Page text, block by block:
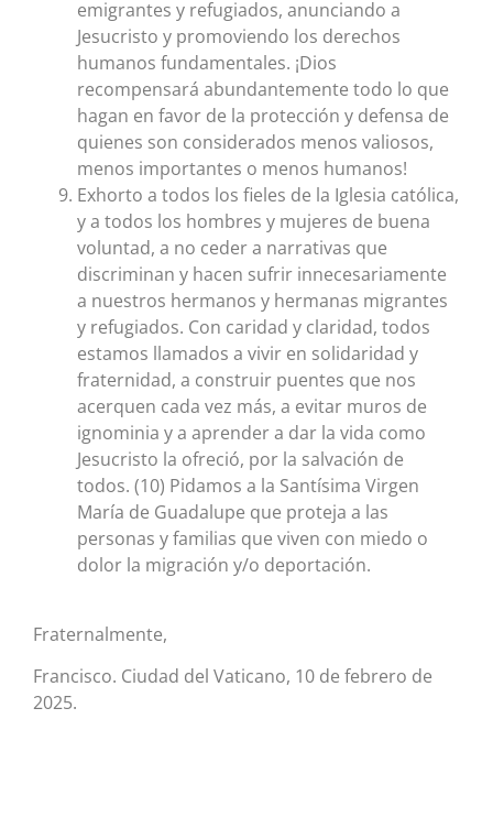
emigrantes y refugiados, anunciando a
Jesucristo y promoviendo los derechos
humanos fundamentales. ¡Dios
recompensará abundantemente todo lo que
hagan en favor de la protección y defensa de
quienes son considerados menos valiosos,
menos importantes o menos humanos!
Exhorto a todos los fieles de la Iglesia católica,
y a todos los hombres y mujeres de buena
voluntad, a no ceder a narrativas que
discriminan y hacen sufrir innecesariamente
a nuestros hermanos y hermanas migrantes
y refugiados. Con caridad y claridad, todos
estamos llamados a vivir en solidaridad y
fraternidad, a construir puentes que nos
acerquen cada vez más, a evitar muros de
ignominia y a aprender a dar la vida como
Jesucristo la ofreció, por la salvación de
todos. (10) Pidamos a la Santísima Virgen
María de Guadalupe que proteja a las
personas y familias que viven con miedo o
dolor la migración y/o deportación.
Fraternalmente,
Francisco. Ciudad del Vaticano, 10 de febrero de
2025.